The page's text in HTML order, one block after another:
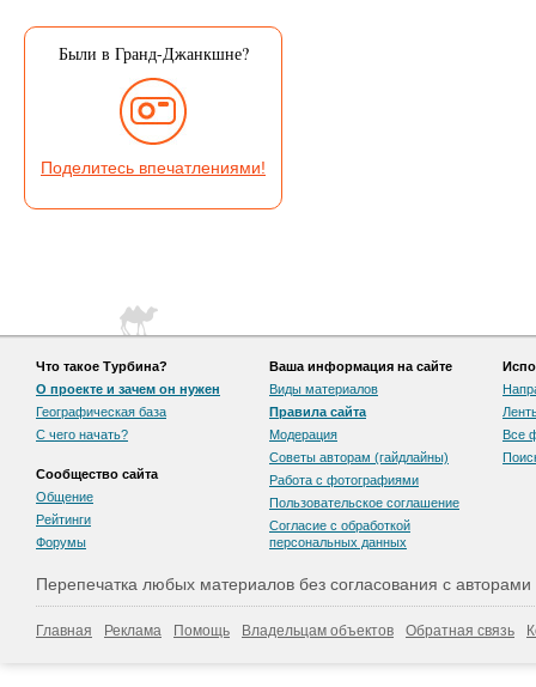
Были в Гранд-Джанкшне?
Поделитесь впечатлениями!
Что такое Турбина?
О проекте и зачем он нужен
Географическая база
С чего начать?
Сообщество сайта
Общение
Рейтинги
Форумы
Ваша информация на сайте
Виды материалов
Правила сайта
Модерация
Советы авторам (гайдлайны)
Работа с фотографиями
Пользовательскоe соглашение
Согласие с обработкой
персональных данных
Все
Перепечатка любых материалов без согласования с
Главная Реклама Помощь Владельцам объектов Обратная связь